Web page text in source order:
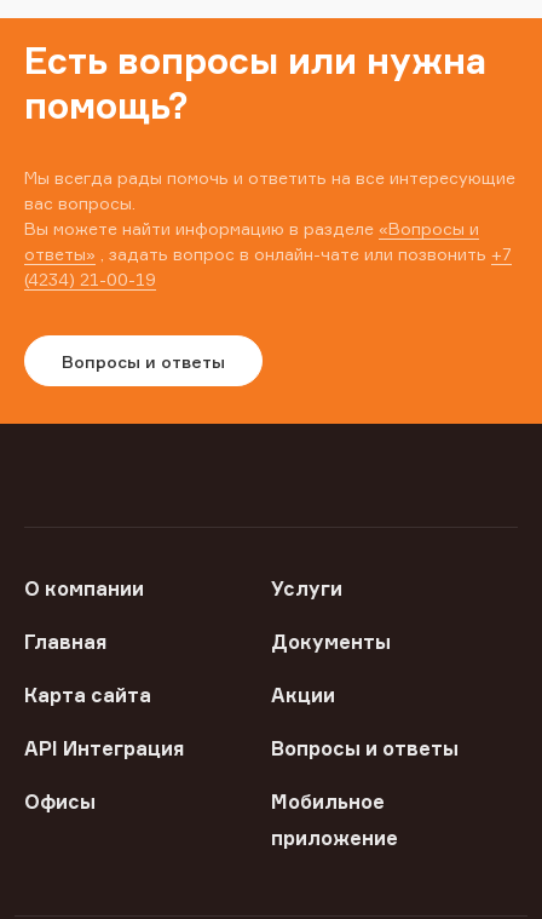
Есть вопросы или нужна
помощь?
Мы всегда рады помочь и ответить на все интересующие
вас вопросы.
Вы можете найти информацию в разделе «Вопросы и
ответы» , задать вопрос в онлайн-чате или позвонить +7
(4234) 21-00-19
Вопросы и ответы
О компании Услуги
Главная Документы
Карта сайта Акции
API Интеграция Вопросы и ответы
Офисы
Мобильное
приложение